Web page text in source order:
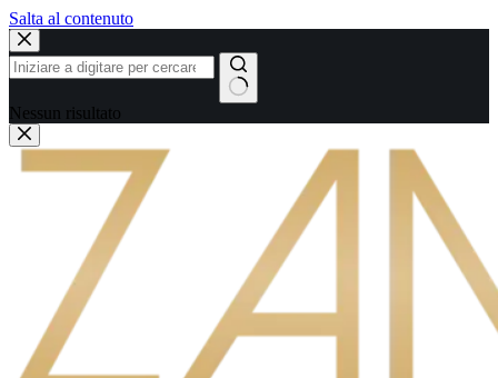
Salta al contenuto
Nessun risultato